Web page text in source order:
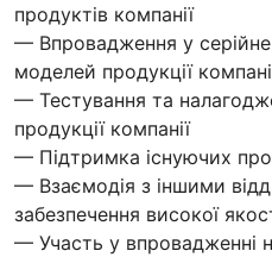
продуктів компанії
— Впровадження у
моделей продукції
— Тестування та
продукції компанії
— Підтримка існуючих
— Взаємодія з іншими
забезпечення високої
— Участь у впровадженні